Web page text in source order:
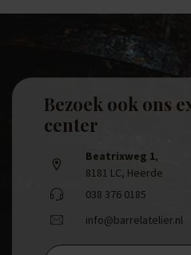
Bezoek ook ons
center
Beatrixweg 1,
8181 LC, Heerde
038 376 0185
info@barrelatelier.nl